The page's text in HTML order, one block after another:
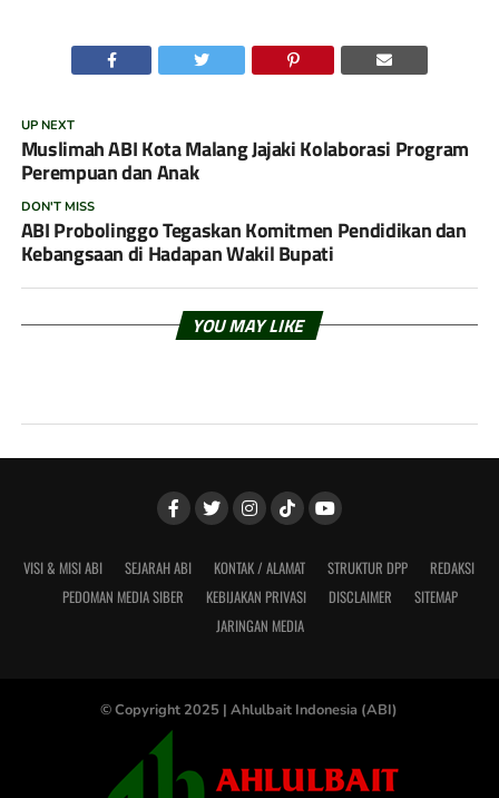
UP NEXT
Muslimah ABI Kota Malang Jajaki Kolaborasi Program
Perempuan dan Anak
DON'T MISS
ABI Probolinggo Tegaskan Komitmen Pendidikan dan
Kebangsaan di Hadapan Wakil Bupati
YOU MAY LIKE
VISI & MISI ABI SEJARAH ABI KONTAK / ALAMAT STRUKTUR DPP
REDAKSI
PEDOMAN MEDIA SIBER
KEBIJAKAN PRIVASI DISCLAIMER
SITEMAP
JARINGAN MEDIA
© Copyright 2025 | Ahlulbait Indonesia (ABI)